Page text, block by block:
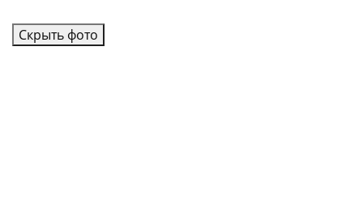
Скрыть фото